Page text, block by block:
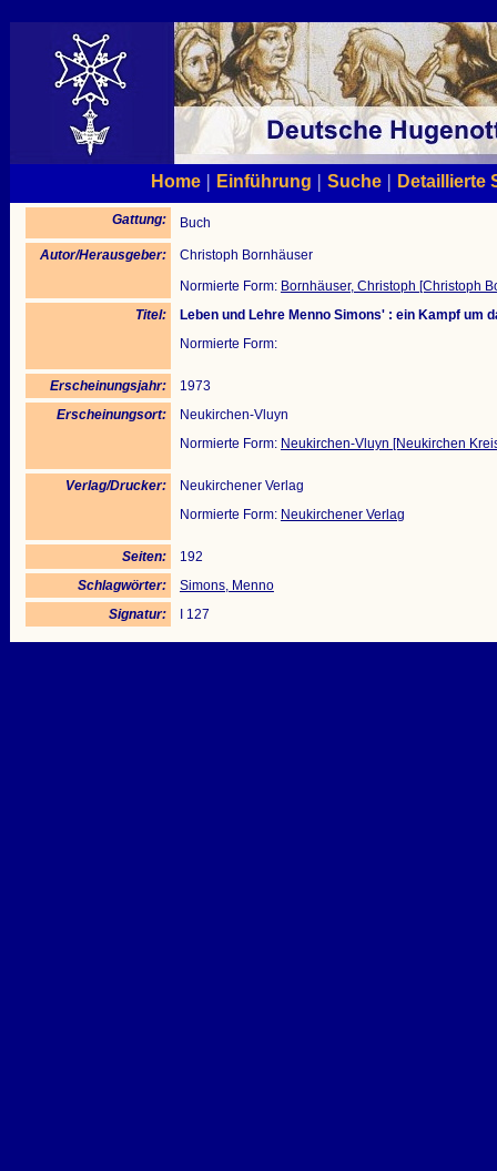
Home| Einführung | Suche| Detaillierte
Gattung: Buch
Autor/Herausgeber:
Christoph Bornhäuser
Normierte Form: Bornhäuser, Christoph [Christoph
Titel:
Leben und Lehre Menno Simons' : ein Kampf um
Normierte Form:
Erscheinungsjahr:
1973
Erscheinungsort:
Neukirchen-Vluyn
Normierte Form: Neukirchen-Vluyn [Neukirchen
Verlag/Drucker:
Neukirchener Verlag
Normierte Form: Neukirchener Verlag
Seiten:
192
Schlagwörter:
Simons, Menno
Signatur:
I 127